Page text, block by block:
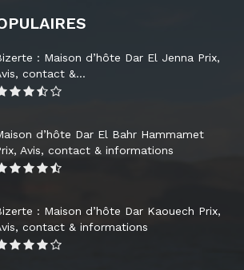
: Maison d’hôte Dar El Jenna Prix,
contact &...
d’hôte Dar El Bahr Hammamet
Avis, contact & informations
: Maison d’hôte Dar Kaouech Prix,
contact & informations